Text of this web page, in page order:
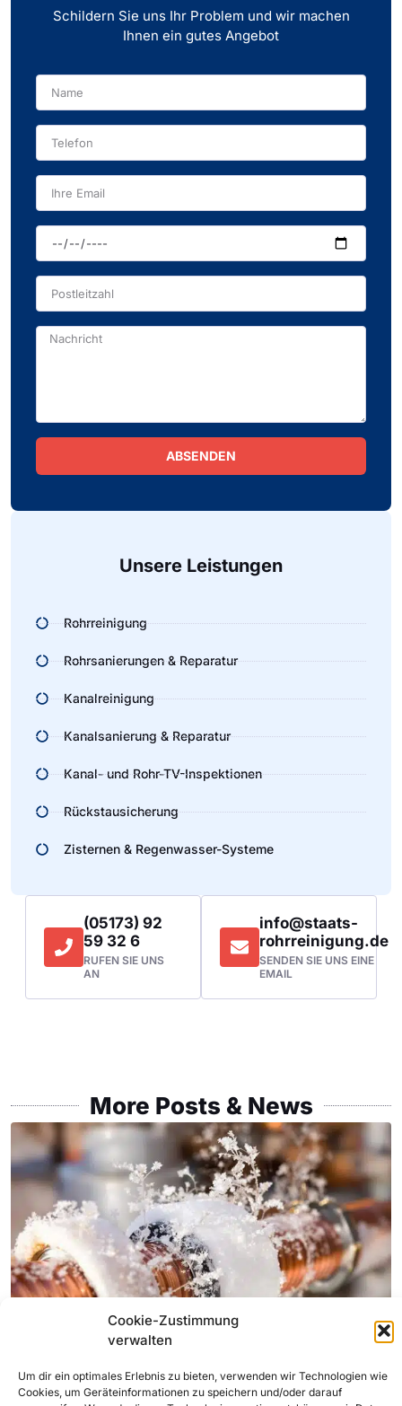
Cookie-Zustimmung
verwalten
Um dir ein optimales Erlebnis zu bieten, verwenden wir Technologien wie
Cookies, um Geräteinformationen zu speichern und/oder darauf
Schildern Sie uns Ihr Problem und wir machen
Ihnen ein gutes Angebot
ABSENDEN
Unsere Leistungen
Rohrreinigung
Rohrsanierungen & Reparatur
Kanalreinigung
Kanalsanierung & Reparatur
Kanal- und Rohr-TV-Inspektionen
Rückstausicherung
Zisternen & Regenwasser-Systeme
(05173) 92
59 32 6
RUFEN SIE UNS
AN
info@staats-
rohrreinigung.de
SENDEN SIE UNS EINE
EMAIL
More Posts & News
Frostschutz für Rohre: Wie Sie Ihre